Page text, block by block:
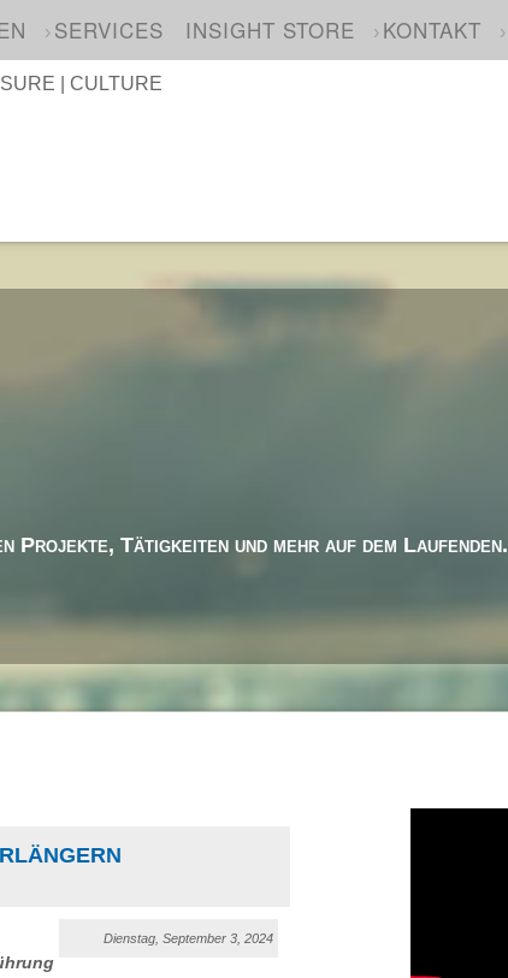
SERVICES INSIGHT STORE KONTAKT
| CULTURE
Tätigkeiten und mehr auf dem Laufenden.
Dienstag, September 3, 2024